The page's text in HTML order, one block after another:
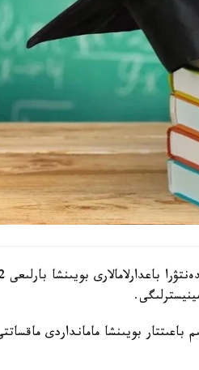
بويىنشا مامانداردى